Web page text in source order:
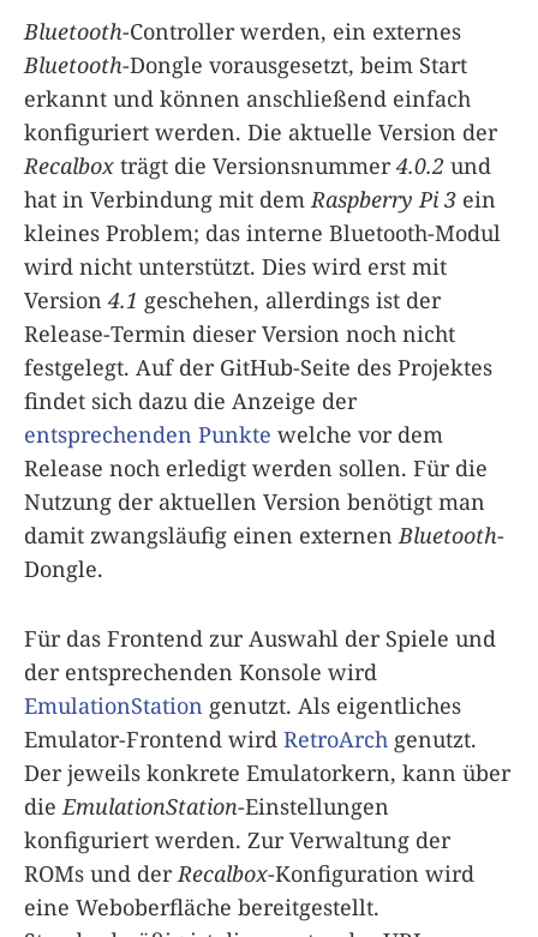
Bluetooth-Controller werden, ein externes
Bluetooth-Dongle vorausgesetzt, beim Start
erkannt und können anschließend einfach
konfiguriert werden. Die aktuelle Version der
Recalbox trägt die Versionsnummer4.0.2 und
hat in Verbindung mit demRaspberry Pi 3 ein
kleines Problem; das interne Bluetooth-Modul
wird nicht unterstützt. Dies wird erst mit
Version 4.1 geschehen, allerdings ist der
Release-Termin dieser Version noch nicht
festgelegt. Auf der GitHub-Seite des Projektes
findet sich dazu die Anzeige der
entsprechenden Punkte welche vor dem
Release noch erledigt werden sollen. Für die
Nutzung der aktuellen Version benötigt man
damit zwangsläufig einen externenBluetooth-
Dongle.
Für das Frontend zur Auswahl der Spiele und
der entsprechenden Konsole wird
EmulationStation genutzt. Als eigentliches
Emulator-Frontend wird RetroArch genutzt.
Der jeweils konkrete Emulatorkern, kann über
dieEmulationStation-Einstellungen
konfiguriert werden. Zur Verwaltung der
ROMs und derRecalbox-Konfiguration wird
eine Weboberfläche bereitgestellt.